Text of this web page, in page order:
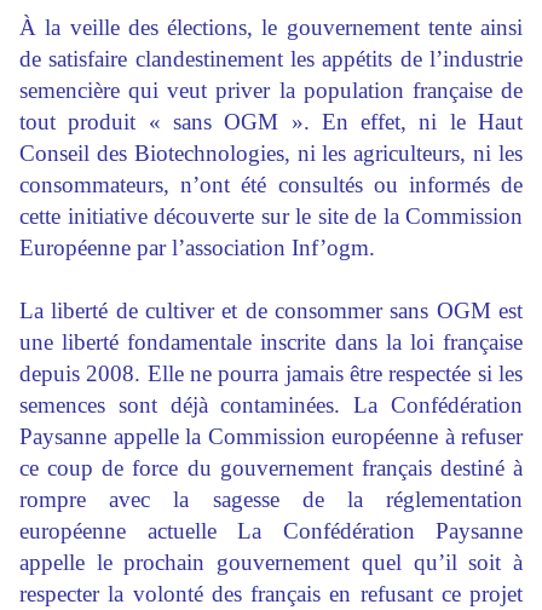
À la veille des élections, le gouvernement tente ainsi
de satisfaire clandestinement les appétits de l’industrie
semencière qui veut priver la population française de
tout produit « sans OGM ». En effet, ni le Haut
Conseil des Biotechnologies, ni les agriculteurs, ni les
consommateurs, n’ont été consultés ou informés de
cette initiative découverte sur le site de la Commission
Européenne par l’association Inf’ogm.
La liberté de cultiver et de consommer sans OGM est
une liberté fondamentale inscrite dans la loi française
depuis 2008. Elle ne pourra jamais être respectée si les
semences sont déjà contaminées. La Confédération
Paysanne appelle la Commission européenne à refuser
ce coup de force du gouvernement français destiné à
rompre avec la sagesse de la réglementation
européenne actuelle La Confédération Paysanne
appelle le prochain gouvernement quel qu’il soit à
respecter la volonté des français en refusant ce projet